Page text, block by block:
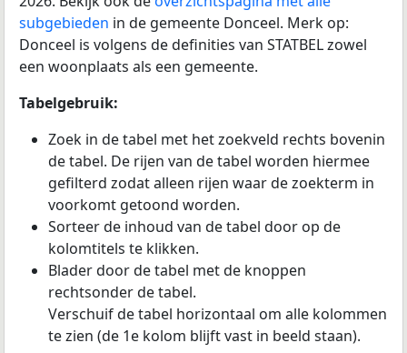
subgebieden in de gemeente Donceel. Merk op:
Donceel is volgens de definities van STATBEL zowel
een woonplaats als een gemeente.
Tabelgebruik:
Zoek in de tabel met het zoekveld rechts bovenin
de tabel. De rijen van de tabel worden hiermee
gefilterd zodat alleen rijen waar de zoekterm in
voorkomt getoond worden.
Sorteer de inhoud van de tabel door op de
kolomtitels te klikken.
Blader door de tabel met de knoppen
rechtsonder de tabel.
Verschuif de tabel horizontaal om alle kolommen
te zien (de 1e kolom blijft vast in beeld staan).